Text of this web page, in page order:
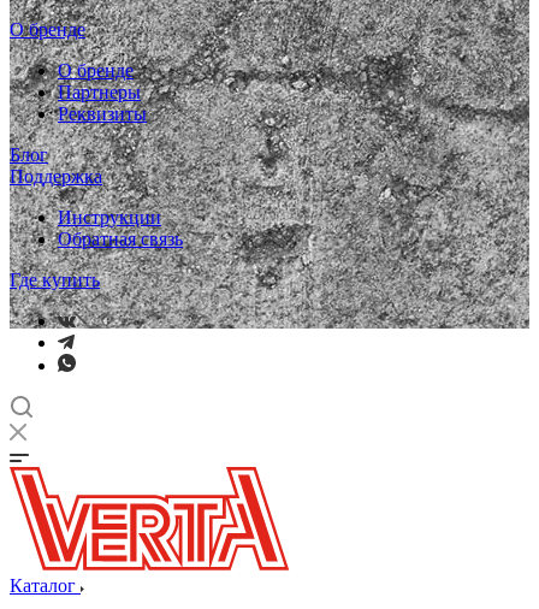
О бренде
О бренде
Партнеры
Реквизиты
Блог
Поддержка
Инструкции
Обратная связь
Где купить
Каталог